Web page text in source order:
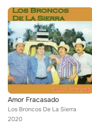
Amor Fracasado
Los Broncos De La Sierra
2020